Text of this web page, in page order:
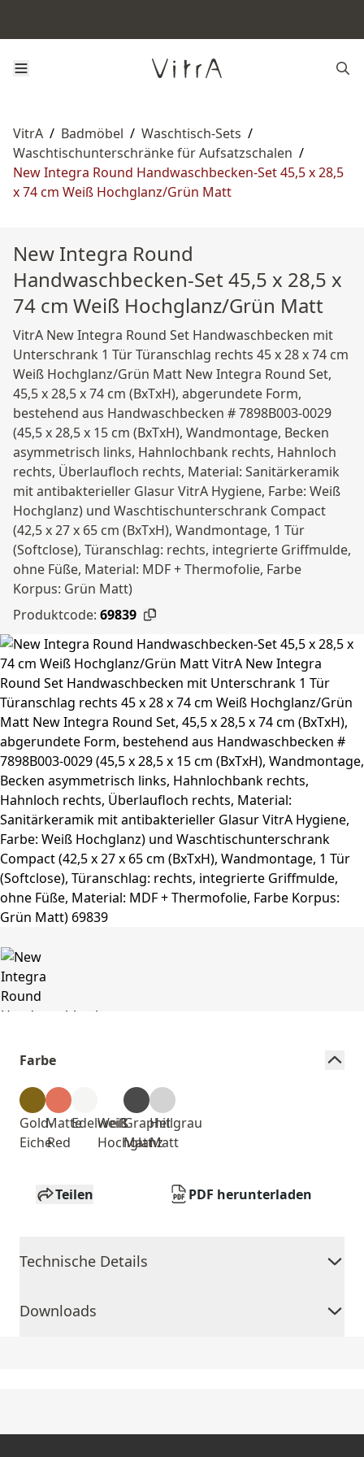
VitrA / Badmöbel / Waschtisch-Sets /
Waschtischunterschränke für Aufsatzschalen /
New Integra Round Handwaschbecken-Set 45,5 x 28,5
x 74 cm Weiß Hochglanz/Grün Matt
New Integra Round
Handwaschbecken-Set 45,5 x 28,5 x
74 cm Weiß Hochglanz/Grün Matt
VitrA New Integra Round Set Handwaschbecken mit
Unterschrank 1 Tür Türanschlag rechts 45 x 28 x 74 cm
Weiß Hochglanz/Grün Matt New Integra Round Set,
45,5 x 28,5 x 74 cm (BxTxH), abgerundete Form,
bestehend aus Handwaschbecken # 7898B003-0029
(45,5 x 28,5 x 15 cm (BxTxH), Wandmontage, Becken
asymmetrisch links, Hahnlochbank rechts, Hahnloch
rechts, Überlaufloch rechts, Material: Sanitärkeramik
mit antibakterieller Glasur VitrA Hygiene, Farbe: Weiß
Hochglanz) und Waschtischunterschrank Compact
(42,5 x 27 x 65 cm (BxTxH), Wandmontage, 1 Tür
(Softclose), Türanschlag: rechts, integrierte Griffmulde,
ohne Füße, Material: MDF + Thermofolie, Farbe
Korpus: Grün Matt)
Produktcode: 69839
Farbe
Gold-
Eiche
Matte
Red
Edelweiß
Weiß
Hochglanz
Graphit
Matt
Hellgrau
Matt
Teilen PDF herunterladen
Technische Details
Downloads